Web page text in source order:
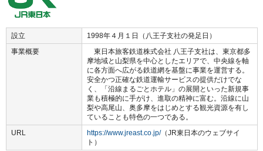
設立
1998年４月１日（八王子支社の発足日）
事業概要
東日本旅客鉄道株式会社 八王子支社は、東京都多
摩地域と山梨県を中心としたエリアで、中央線を軸
に各方面へ広がる鉄道網を基盤に事業を運営する。
安全かつ正確な鉄道運輸サービスの提供だけでな
く、「沿線まるごとホテル」の展開といった新規事
業も積極的に手がけ、進取の精神に富む。沿線に山
梨や高尾山、奥多摩をはじめとする観光資源を有し
ていることも特色の一つである。
URL
https://www.jreast.co.jp/（JR東日本のウェブサイ
ト）